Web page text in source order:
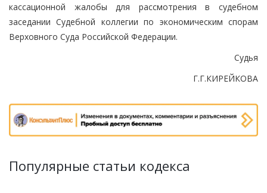
кассационной жалобы для рассмотрения в судебном
заседании Судебной коллегии по экономическим спорам
Верховного Суда Российской Федерации.
Судья
Г.Г.КИРЕЙКОВА
Популярные статьи кодекса